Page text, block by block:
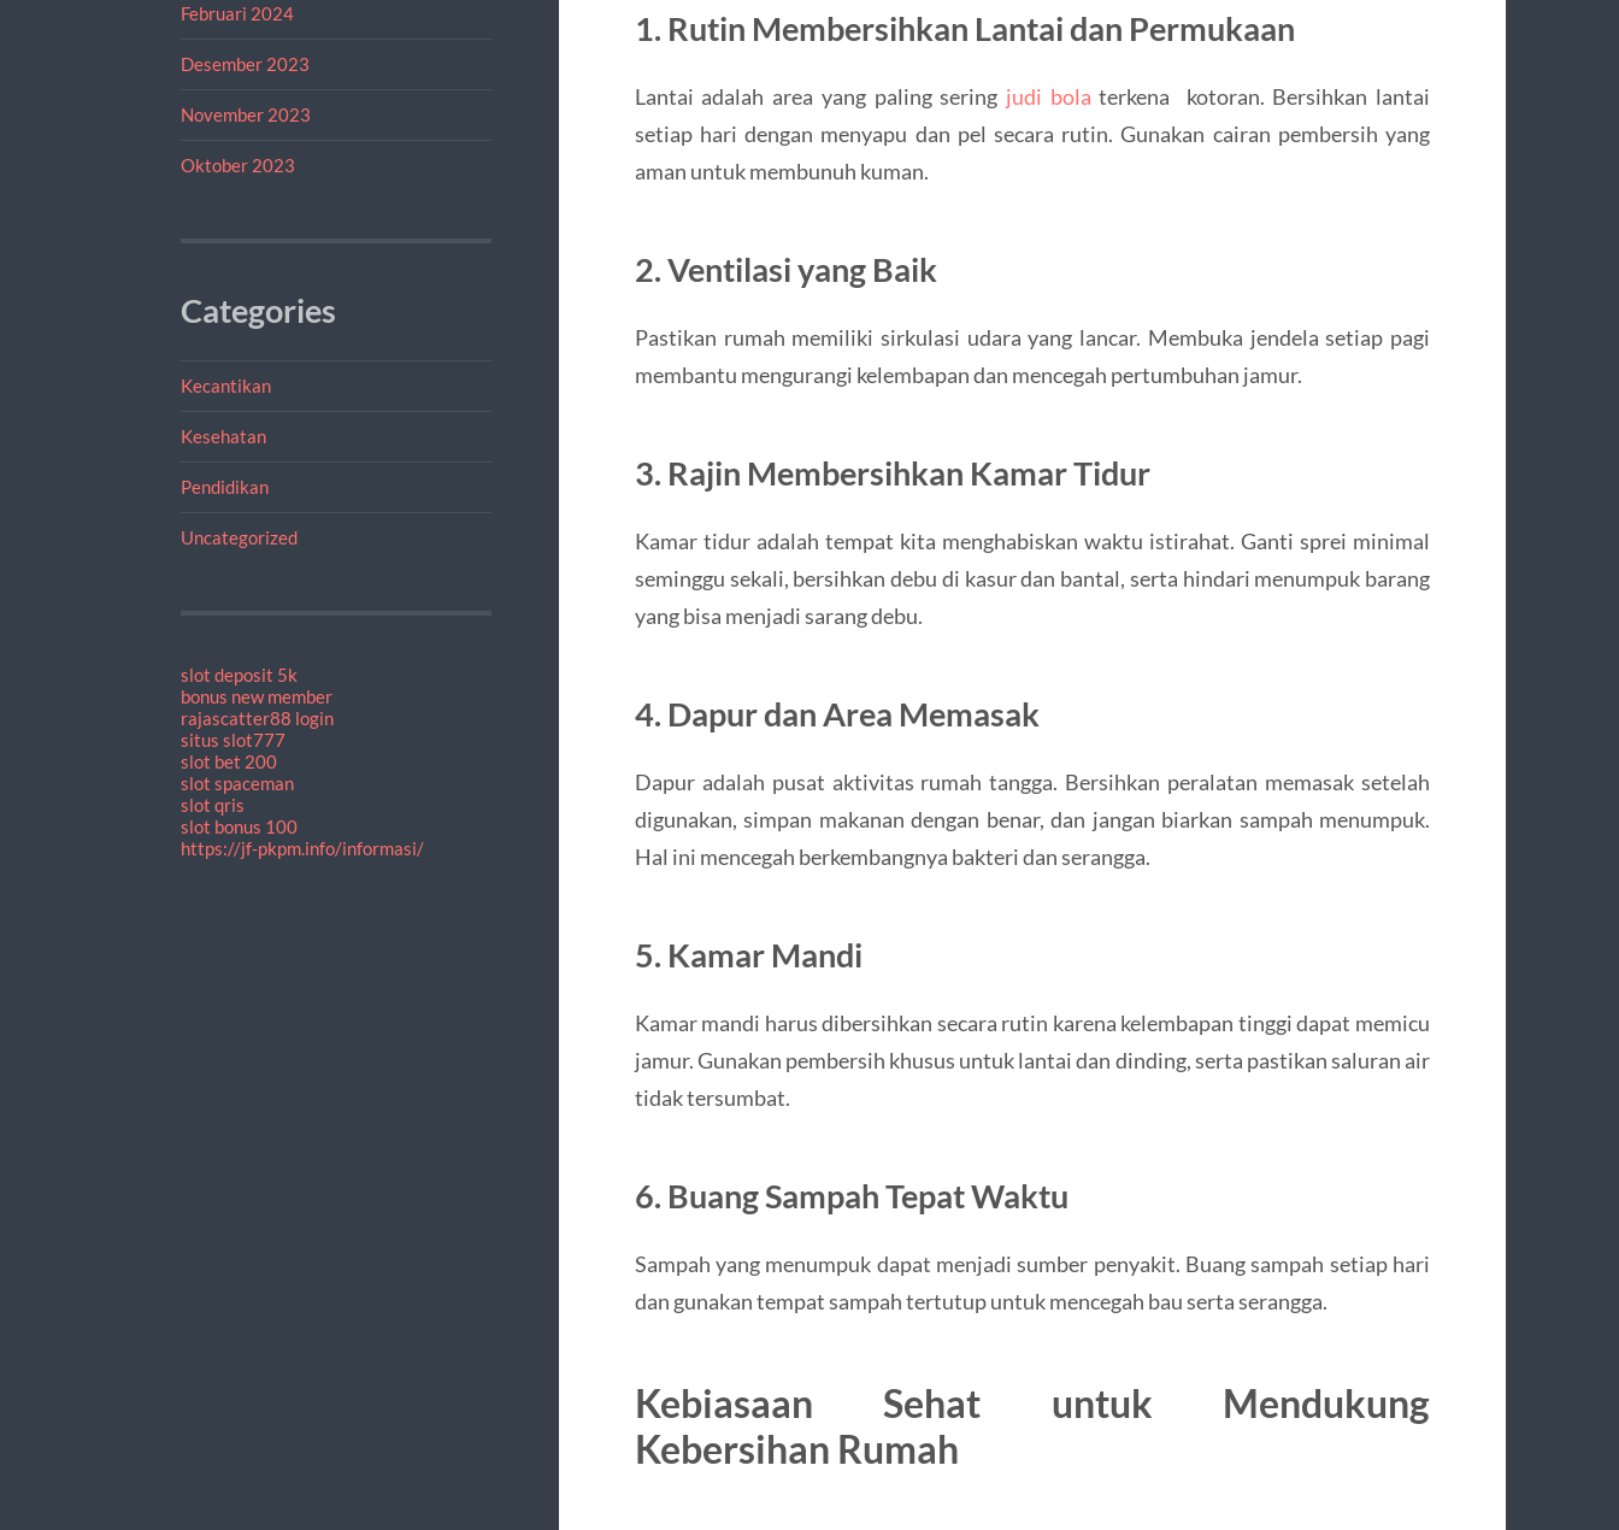
Februari 2024
Desember 2023
November 2023
Oktober 2023
Categories
Kecantikan
Kesehatan
Pendidikan
Uncategorized
slot deposit 5k
bonus new member
rajascatter88 login
situs slot777
slot bet 200
slot spaceman
slot qris
slot bonus 100
https://jf-pkpm.info/informasi/
1. Rutin Membersihkan Lantai dan Permukaan
Lantai adalah area yang paling sering judi bola terkena kotoran. Bersihkan lantai
setiap hari dengan menyapu dan pel secara rutin. Gunakan cairan pembersih yang
aman untuk membunuh kuman.
2. Ventilasi yang Baik
Pastikan rumah memiliki sirkulasi udara yang lancar. Membuka jendela setiap pagi
membantu mengurangi kelembapan dan mencegah pertumbuhan jamur.
3. Rajin Membersihkan Kamar Tidur
Kamar tidur adalah tempat kita menghabiskan waktu istirahat. Ganti sprei minimal
seminggu sekali, bersihkan debu di kasur dan bantal, serta hindari menumpuk barang
yang bisa menjadi sarang debu.
4. Dapur dan Area Memasak
Dapur adalah pusat aktivitas rumah tangga. Bersihkan peralatan memasak setelah
digunakan, simpan makanan dengan benar, dan jangan biarkan sampah menumpuk.
Hal ini mencegah berkembangnya bakteri dan serangga.
5. Kamar Mandi
Kamar mandi harus dibersihkan secara rutin karena kelembapan tinggi dapat memicu
jamur. Gunakan pembersih khusus untuk lantai dan dinding, serta pastikan saluran air
tidak tersumbat.
6. Buang Sampah Tepat Waktu
Sampah yang menumpuk dapat menjadi sumber penyakit. Buang sampah setiap hari
dan gunakan tempat sampah tertutup untuk mencegah bau serta serangga.
Kebiasaan Sehat untuk Mendukung
Kebersihan Rumah